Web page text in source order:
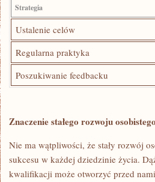
Strategia
Ustalenie​ celów
Regularna praktyka
Poszukiwanie feedbacku
Znaczenie stałego rozwoju
Nie⁢ ma wątpliwości, że‍ stały rozwój
sukcesu w‌ każdej dziedzinie życia.
kwalifikacji ‍może otworzyć przed‍